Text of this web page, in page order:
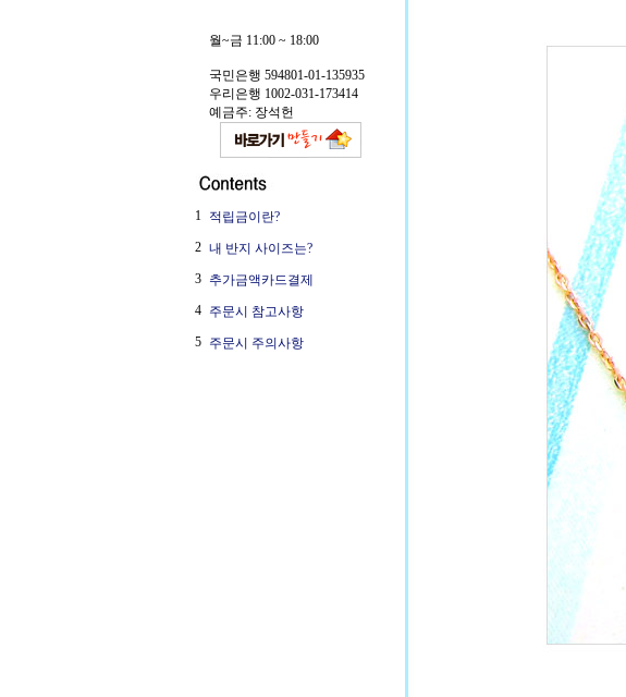
월~금 11:00 ~ 18:00
국민은행 594801-01-135935
우리은행 1002-031-173414
예금주: 장석헌
1 적립금이란?
2 내 반지 사이즈는?
3 추가금액카드결제
4 주문시 참고사항
5 주문시 주의사항